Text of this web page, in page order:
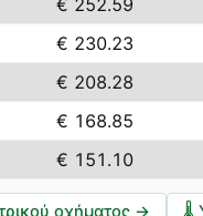
€ 252.59
€ 230.23
€ 208.28
€ 168.85
€ 151.10
οχήματος → 🌡️